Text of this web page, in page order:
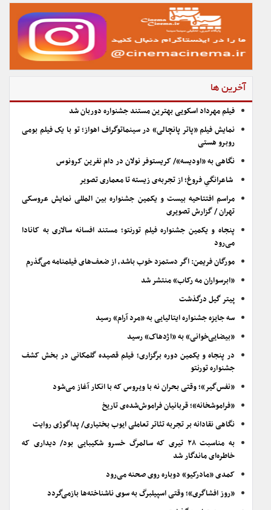
آخرین ها
فیلم مهرداد اسکویی بهترین مستند جشنواره دوربان شد
نمایش فیلم «پاتر پانچالی» در سینماتوگراف اهواز؛ تو با یک فیلم بومی
روبرو هستی
نگاهی به «اودیسه»/ کریستوفر نولان در دام نفرین کرونوس
شاعرانگیِ فروغ؛ از تجربه‌ی زیسته تا معماری تصویر
مراسم افتتاحیه بیست و یکمین جشنواره بین المللی نمایش عروسکی
تهران / گزارش تصویری
پنجاه و یکمین جشنواره فیلم تورنتو؛ مستند افسانه سالاری به کانادا
می‌رود
مورگان فریمن: اگر دستمزد خوب باشد، از ضعف‌های فیلمنامه می‌گذرم
«ابرسواران مه رکاب» منتشر شد
پیتر گیل درگذشت
سه جایزه جشنواره ایتالیایی به «مرد آرام» رسید
«بیضایی‌خوانی» به «اژدهاک» رسید
در پنجاه و یکمین دوره برگزاری؛ فیلم قصیده گلمکانی در بخش کشف
جشنواره تورنتو
«نفس‌گیر»؛ وقتی بحران نه با ویروس که با انکار آغاز می‌شود
«فراموشخانه»؛ قربانیان فراموش‌شده‌ی تاریخ
نگاهی نقادانه بر تجربه تئاتر تعاملی ایوب بختیاری/ پداگوژی روایت
به مناسبت ۲۸ تیری که سالمرگ خسرو شکیبایی بود/ دیداری که
خاطره‌ای ماندگار شد
کمدی «مادرکیو» دوباره روی صحنه می‌رود
«روز افشاگری»؛ وقتی اسپیلبرگ به سوی ناشناخته‌ها بازمی‌گردد